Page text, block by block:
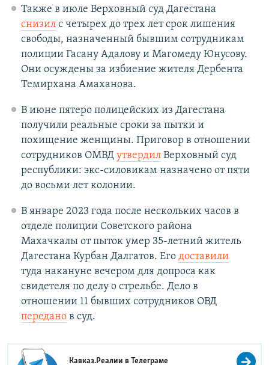
Также в июле Верховный суд Дагестана
снизилс четырех до трех лет срок лишения
свободы, назначенный бывшим сотрудникам
полиции Гасану Адалову и Магомеду Юнусову.
Они осуждены за избиение жителя Дербента
Темирхана Амаханова.
В июне пятеро полицейских из Дагестана
получили реальные сроки за пытки и
похищение женщины. Приговор в отношении
сотрудников ОМВД утвердилВерховный суд
республики: экс-силовикам назначено от пяти
до восьми лет колонии.
В январе 2023 года после нескольких часов в
отделе полиции Советского района
Махачкалы от пыток умер 35-летний житель
Дагестана Курбан Далгатов. Его доставили
туда накануне вечером для допроса как
свидетеля по делу о стрельбе. Дело в
отношении 11 бывших сотрудников ОВД
переданов суд.
Кавказ.Реалии вТелеграме